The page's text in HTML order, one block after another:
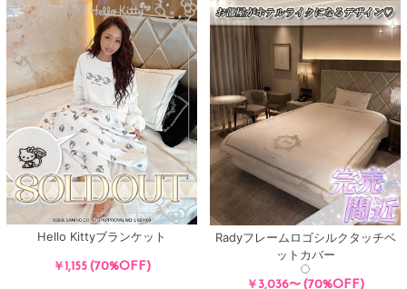
Hello Kittyブランケット
￥1,155(70%OFF)
Radyフレームロゴシルクタッチベ
ットカバー
￥3,036〜(70%OFF)